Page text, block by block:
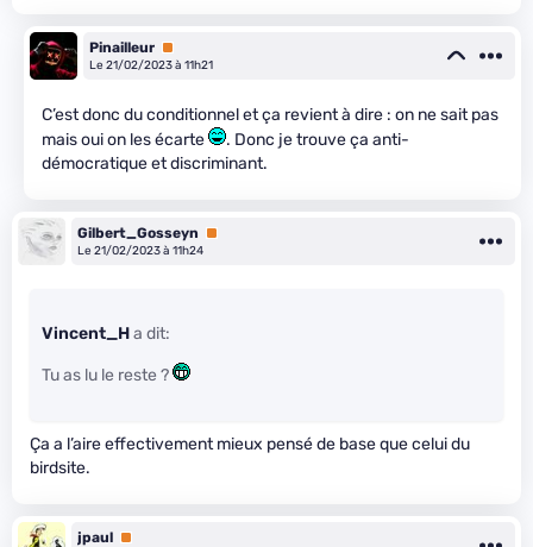
Pinailleur Premium
Le 21/02/2023 à 11h21
C’est donc du conditionnel et ça revient à dire : on ne sait pas
mais oui on les écarte
. Donc je trouve ça anti-
démocratique et discriminant.
Gilbert_Gosseyn
Premium
Le 21/02/2023 à 11h24
Vincent_Ha dit:
Tu as lu le reste ?
Ça a l’aire effectivement mieux pensé de base que celui du
birdsite.
jpaul Premium